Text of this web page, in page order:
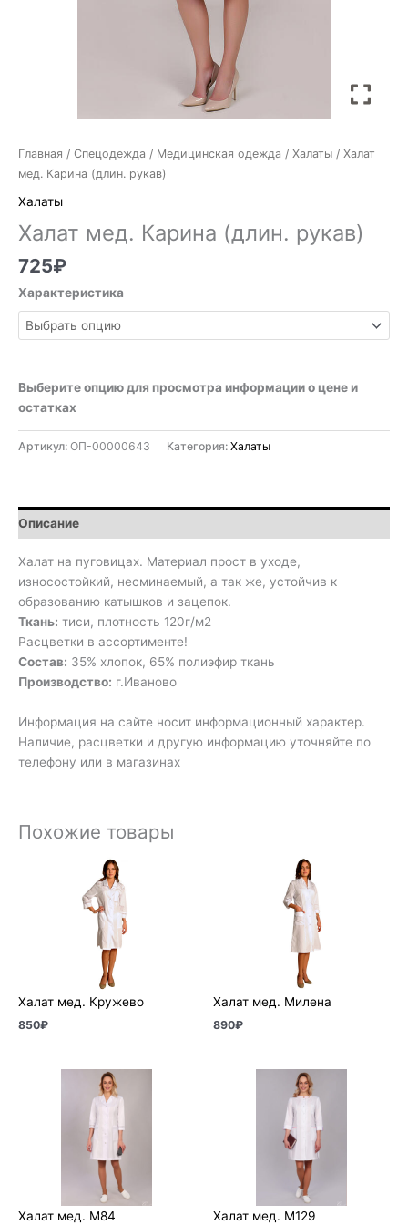
Главная / Спецодежда / Медицинская одежда / Халаты / Халат
мед. Карина (длин. рукав)
Халаты
Халат мед. Карина (длин. рукав)
725₽
Характеристика
Выберите опцию для просмотра информации о цене и
остатках
Артикул: ОП-00000643 Категория: Халаты
Описание
Халат на пуговицах. Материал прост в уходе,
износостойкий, несминаемый, а так же, устойчив к
образованию катышков и зацепок.
Ткань: тиси, плотность 120г/м2
Расцветки в ассортименте!
Состав: 35% хлопок, 65% полиэфир ткань
Производство: г.Иваново
Информация на сайте носит информационный характер.
Наличие, расцветки и другую информацию уточняйте по
телефону или в магазинах
Похожие товары
Халат мед. Кружево
850₽
Халат мед. Милена
890₽
Халат мед. М84 Халат мед. М129